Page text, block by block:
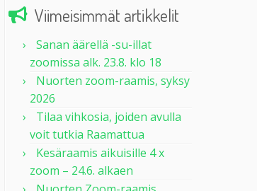
Viimeisimmät artikkelit
Sanan äärellä -su-illat
zoomissa alk. 23.8. klo 18
Nuorten zoom-raamis, syksy
2026
Tilaa vihkosia, joiden avulla
voit tutkia Raamattua
Kesäraamis aikuisille 4 x
zoom – 24.6. alkaen